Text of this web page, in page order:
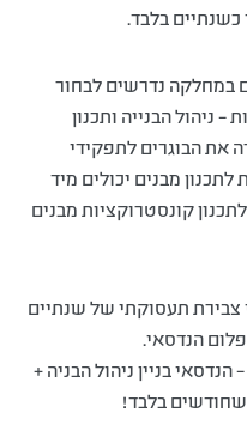
בלבד.
במחלקה נדרשים לבחור
ניהול הבנייה ותכנון
את הבוגרים לתפקידי
מבנים יכולים מיד
קונסטרוקציות מבנים
צבירת תעסוקתי של שנתיים
הנדסאי.
הנדסאי בניין ניהול הבניה +